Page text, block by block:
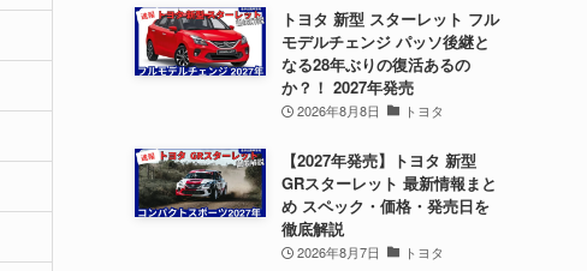
トヨタ 新型 スターレット フル
モデルチェンジ パッソ後継と
なる28年ぶりの復活あるの
か？！ 2027年発売
2026年8月8日 トヨタ
【2027年発売】トヨタ 新型
GRスターレット 最新情報まと
め スペック・価格・発売日を
徹底解説
2026年8月7日 トヨタ